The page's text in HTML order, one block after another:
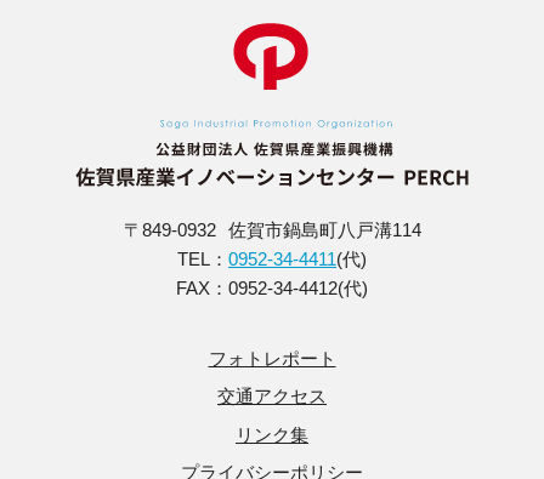
〒849-0932
佐賀市鍋島町八戸溝114
TEL： 0952-34-4411(代)
FAX：0952-34-4412(代)
フォトレポート
交通アクセス
リンク集
プライバシーポリシー